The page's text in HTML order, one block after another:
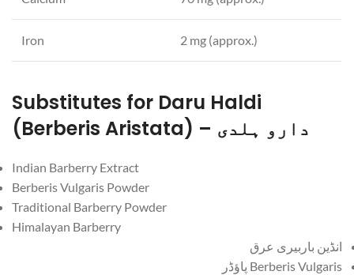
Iron 2 mg (approx.)
Substitutes for Daru Haldi
(Berberis Aristata) – دارو ہلدی
Indian Barberry Extract
Berberis Vulgaris Powder
Traditional Barberry Powder
Himalayan Barberry
انڈین باربیری عرق
Berberis Vulgaris پاؤڈر